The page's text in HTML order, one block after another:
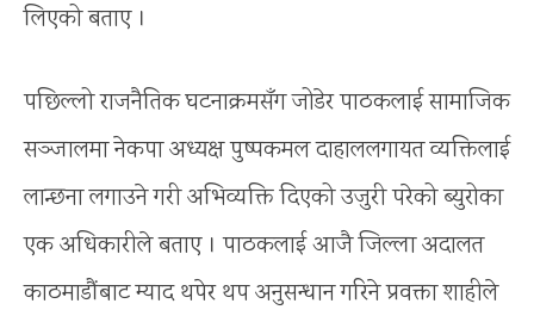
लिएको बताए ।
पछिल्लो राजनैतिक घटनाक्रमसँग जोडेर पाठकलाई सामाजिक
सञ्जालमा नेकपा अध्यक्ष पुष्पकमल दाहाललगायत व्यक्तिलाई
लान्छना लगाउने गरी अभिव्यक्ति दिएको उजुरी परेको ब्युरोका
एक अधिकारीले बताए । पाठकलाई आजै जिल्ला अदालत
काठमाडौंबाट म्याद थपेर थप अनुसन्धान गरिने प्रवक्ता शाहीले